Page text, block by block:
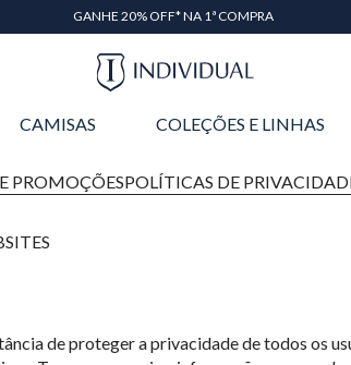
GANHE 20% OFF* NA 1ª COMPRA
CAMISAS COLEÇÕES E LINHAS
PROMOÇÕESPOLÍTICAS DE
de proteger a privacidade de todos os